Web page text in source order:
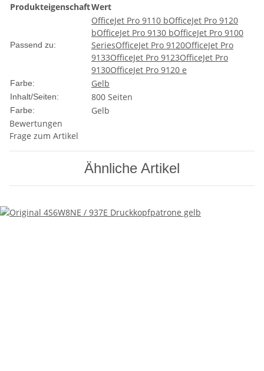
ProdukteigenschaftWert
Passend zu:
OfficeJet Pro 9110 bOfficeJet Pro 9120
bOfficeJet Pro 9130 bOfficeJet Pro 9100
SeriesOfficeJet Pro 9120OfficeJet Pro
9133OfficeJet Pro 9123OfficeJet Pro
9130OfficeJet Pro 9120 e
Farbe: Gelb
Inhalt/Seiten: 800 Seiten
Farbe:
Gelb
Bewertungen
Frage zum Artikel
Ähnliche Artikel